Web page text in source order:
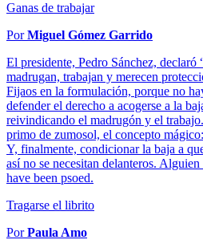
Ganas de trabajar
PorMiguel Gómez Garrido
El presidente, Pedro Sánchez, declaró
madrugan, trabajan y merecen
Fijaos en la formulación, porque no
defender el derecho a acogerse a la
reivindicando el madrugón y el
primo de zumosol, el concepto
Y, finalmente, condicionar la baja a
así no se necesitan delanteros.
have been psoed.
Tragarse el librito
PorPaula Amo